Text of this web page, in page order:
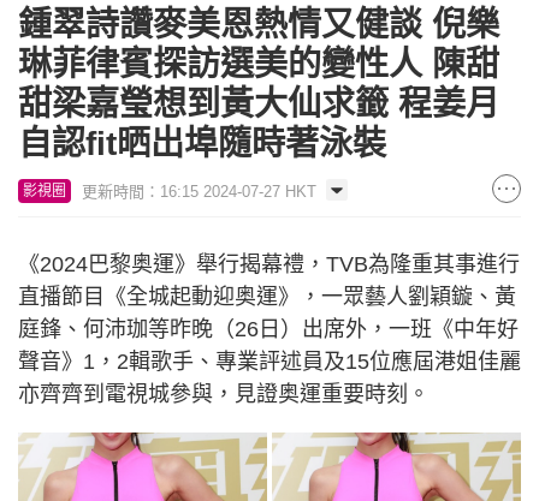
Time
鍾翠詩讚麥美恩熱情又健談 倪樂
琳菲律賓探訪選美的變性人 陳甜
甜梁嘉瑩想到黃大仙求籤 程姜月
自認fit晒出埠隨時著泳裝
影視圈 更新時間：16:15 2024-07-27 HKT
《2024巴黎奥運》舉行揭幕禮，TVB為隆重其事進行
直播節目《全城起動迎奥運》，一眾藝人劉穎鏇、黃
庭鋒、何沛珈等昨晚（26日）出席外，一班《中年好
聲音》1，2輯歌手、專業評述員及15位應屆港姐佳麗
亦齊齊到電視城參與，見證奥運重要時刻。